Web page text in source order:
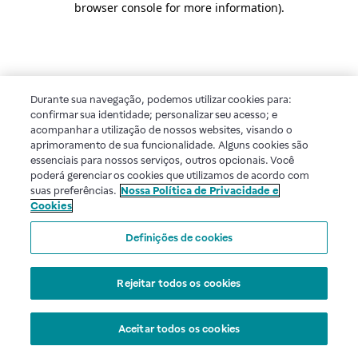
browser console for more information).
Durante sua navegação, podemos utilizar cookies para:
confirmar sua identidade; personalizar seu acesso; e
acompanhar a utilização de nossos websites, visando o
aprimoramento de sua funcionalidade. Alguns cookies são
essenciais para nossos serviços, outros opcionais. Você
poderá gerenciar os cookies que utilizamos de acordo com
suas preferências. Nossa Política de Privacidade e
Cookies
Definições de cookies
Rejeitar todos os cookies
Aceitar todos os cookies